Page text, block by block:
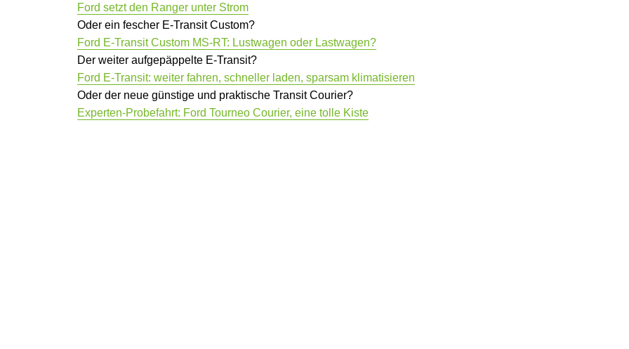
Ford setzt den Ranger unter Strom
Oder ein fescher E-Transit Custom?
Ford E-Transit Custom MS-RT: Lustwagen oder Lastwagen?
Der weiter aufgepäppelte E-Transit?
Ford E-Transit: weiter fahren, schneller laden, sparsam klimatisieren
Oder der neue günstige und praktische Transit Courier?
Experten-Probefahrt: Ford Tourneo Courier, eine tolle Kiste